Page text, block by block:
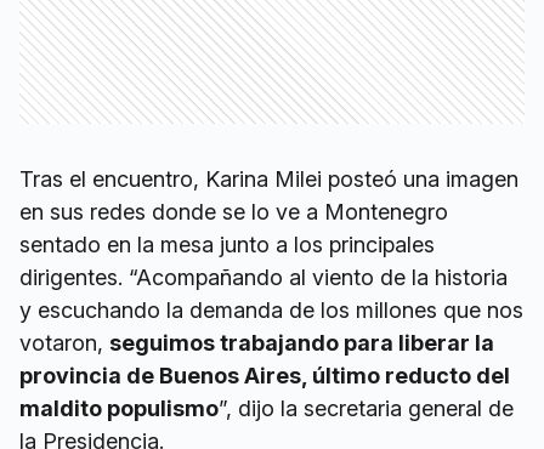
Tras el encuentro, Karina Milei posteó una imagen
en sus redes donde se lo ve a Montenegro
sentado en la mesa junto a los principales
dirigentes. “Acompañando al viento de la historia
y escuchando la demanda de los millones que nos
votaron, seguimos trabajando para liberar la
provincia de Buenos Aires, último reducto del
maldito populismo”, dijo la secretaria general de
la Presidencia.